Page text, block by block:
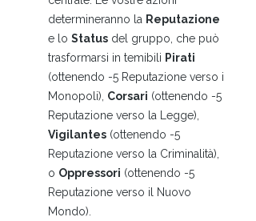
determineranno la Reputazione
e lo Status del gruppo, che può
trasformarsi in temibili Pirati
(ottenendo -5 Reputazione verso i
Monopoli), Corsari (ottenendo -5
Reputazione verso la Legge),
Vigilantes (ottenendo -5
Reputazione verso la Criminalità),
o Oppressori (ottenendo -5
Reputazione verso il Nuovo
Mondo).